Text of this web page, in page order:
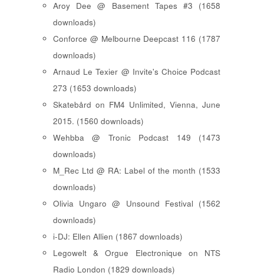
Aroy Dee @ Basement Tapes #3 (1658
downloads)
Conforce @ Melbourne Deepcast 116 (1787
downloads)
Arnaud Le Texier @ Invite's Choice Podcast
273 (1653 downloads)
Skatebård on FM4 Unlimited, Vienna, June
2015. (1560 downloads)
Wehbba @ Tronic Podcast 149 (1473
downloads)
M_Rec Ltd @ RA: Label of the month (1533
downloads)
Olivia Ungaro @ Unsound Festival (1562
downloads)
i-DJ: Ellen Allien (1867 downloads)
Legowelt & Orgue Electronique on NTS
Radio London (1829 downloads)